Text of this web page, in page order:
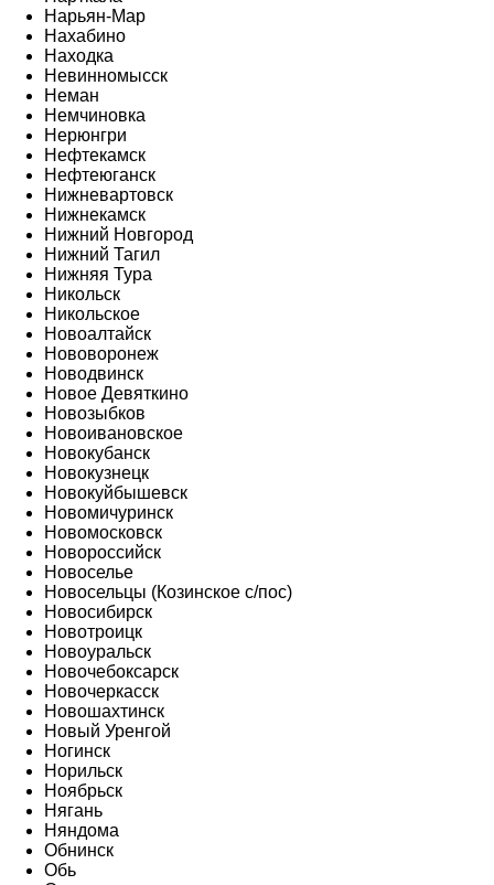
Нарьян-Мар
Нахабино
Находка
Невинномысск
Неман
Немчиновка
Нерюнгри
Нефтекамск
Нефтеюганск
Нижневартовск
Нижнекамск
Нижний Новгород
Нижний Тагил
Нижняя Тура
Никольск
Никольское
Новоалтайск
Нововоронеж
Новодвинск
Новое Девяткино
Новозыбков
Новоивановское
Новокубанск
Новокузнецк
Новокуйбышевск
Новомичуринск
Новомосковск
Новороссийск
Новоселье
Новосельцы (Козинское с/пос)
Новосибирск
Новотроицк
Новоуральск
Новочебоксарск
Новочеркасск
Новошахтинск
Новый Уренгой
Ногинск
Норильск
Ноябрьск
Нягань
Няндома
Обнинск
Обь